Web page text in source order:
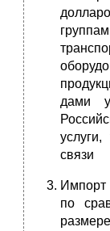
дами
связи
Импорт
по